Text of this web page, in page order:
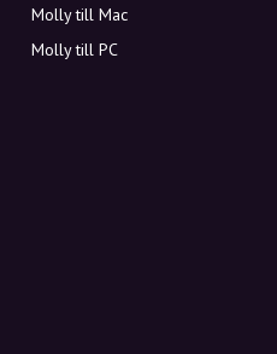
Molly till Mac
Molly till PC